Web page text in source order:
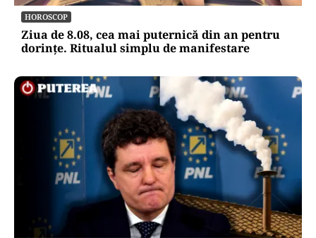
HOROSCOP
Ziua de 8.08, cea mai puternică din an pentru
dorințe. Ritualul simplu de manifestare